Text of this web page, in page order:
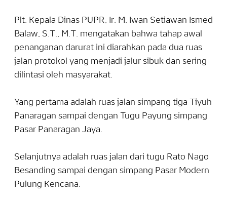
Plt. Kepala Dinas PUPR, Ir. M. Iwan Setiawan Ismed
Balaw, S.T., M.T. mengatakan bahwa tahap awal
penanganan darurat ini diarahkan pada dua ruas
jalan protokol yang menjadi jalur sibuk dan sering
dilintasi oleh masyarakat.
Yang pertama adalah ruas jalan simpang tiga Tiyuh
Panaragan sampai dengan Tugu Payung simpang
Pasar Panaragan Jaya.
Selanjutnya adalah ruas jalan dari tugu Rato Nago
Besanding sampai dengan simpang Pasar Modern
Pulung Kencana.